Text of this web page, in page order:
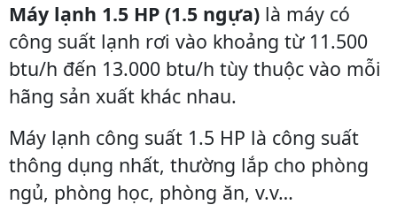
Máy lạnh 1.5 HP (1.5 ngựa) là máy có
công suất lạnh rơi vào khoảng từ 11.500
btu/h đến 13.000 btu/h tùy thuộc vào mỗi
hãng sản xuất khác nhau.
Máy lạnh công suất 1.5 HP là công suất
thông dụng nhất, thường lắp cho phòng
ngủ, phòng học, phòng ăn, v.v…